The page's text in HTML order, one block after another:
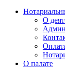
О
О палате